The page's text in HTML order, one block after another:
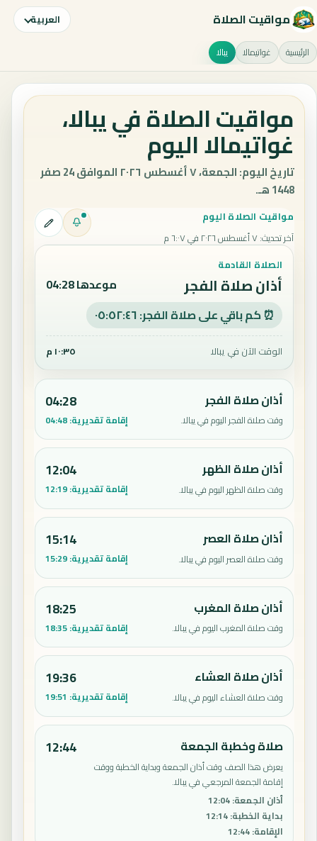
مواقيت الصلاة العربية
الرئيسية غواتيمالا يبالا
مواقيت الصلاة في يبالا،
غواتيمالا اليوم
تاريخ اليوم: الجمعة، ٧ أغسطس ٢٠٢٦ الموافق 24 صفر
1448 هـ.
مواقيت الصلاة اليوم
آخر تحديث:٧ أغسطس ٢٠٢٦ في ٦:٠٧ م
الصلاة القادمة
أذان صلاة الفجر موعدها 04:28
⏰ كم باقي على صلاة الفجر: ٠٥:٥٢:٤٥
الوقت الآن في يبالا ١٠:٣٥ م
أذان صلاة الفجر
وقت صلاة الفجر اليوم في يبالا.
04:28
إقامة تقديرية:04:48
أذان صلاة الظهر
وقت صلاة الظهر اليوم في يبالا.
12:04
إقامة تقديرية:12:19
أذان صلاة العصر
وقت صلاة العصر اليوم في يبالا.
15:14
إقامة تقديرية:15:29
أذان صلاة المغرب
وقت صلاة المغرب اليوم في يبالا.
18:25
إقامة تقديرية:18:35
أذان صلاة العشاء
وقت صلاة العشاء اليوم في يبالا.
19:36
إقامة تقديرية: 19:51
صلاة وخطبة الجمعة
يعرض هذا الصف وقت أذان الجمعة وبداية الخطبة ووقت
إقامة الجمعة المرجعي في يبالا.
أذان الجمعة:
12:04
بداية الخطبة:
12:14
الإقامة:
12:44
12:44